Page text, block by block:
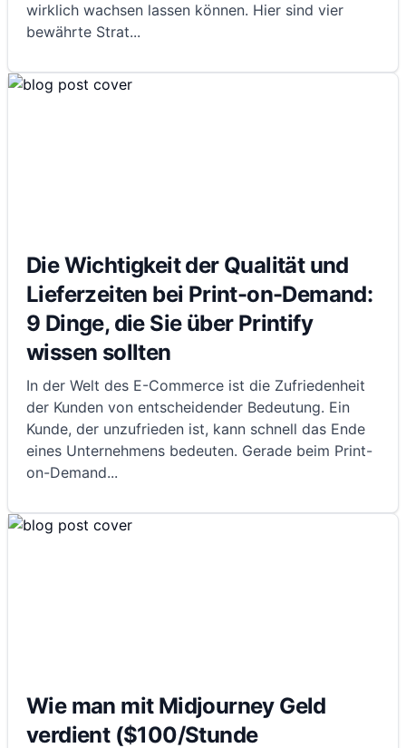
wirklich wachsen lassen können. Hier sind vier
bewährte Strat...
Die Wichtigkeit der Qualität und
Lieferzeiten bei Print-on-Demand:
9 Dinge, die Sie über Printify
wissen sollten
In der Welt des E-Commerce ist die Zufriedenheit
der Kunden von entscheidender Bedeutung. Ein
Kunde, der unzufrieden ist, kann schnell das Ende
eines Unternehmens bedeuten. Gerade beim Print-
on-Demand...
Wie man mit Midjourney Geld
verdient ($100/Stunde